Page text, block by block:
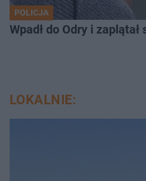
POLICJA
Wpadł do Odry i
LOKALNIE: